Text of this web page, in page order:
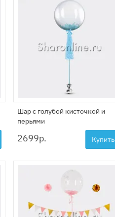
Шар с голубой кисточкой и
перьями
2699р. Купить